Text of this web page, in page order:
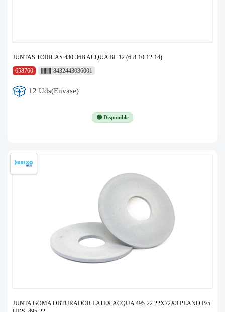
JUNTAS TORICAS 430-36B ACQUA BL.12 (6-8-10-12-14)
658760
8432443036001
12 Uds(Envase)
🟢 Disponible
JUNTA GOMA OBTURADOR LATEX ACQUA 495-22 22X72X3 PLANO B/5